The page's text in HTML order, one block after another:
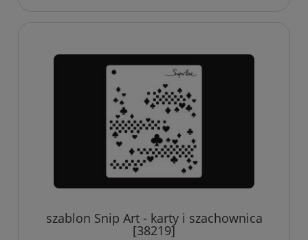
szablon Snip Art - karty i szachownica
[38219]